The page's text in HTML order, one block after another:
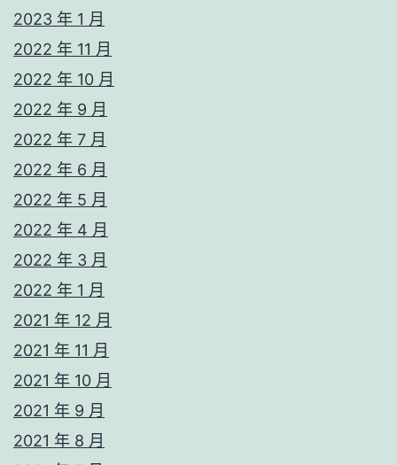
2023 年 1 月
2022 年 11 月
2022 年 10 月
2022 年 9 月
2022 年 7 月
2022 年 6 月
2022 年 5 月
2022 年 4 月
2022 年 3 月
2022 年 1 月
2021 年 12 月
2021 年 11 月
2021 年 10 月
2021 年 9 月
2021 年 8 月